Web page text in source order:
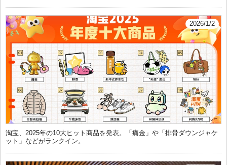
2026/1/2
淘宝、2025年の10大ヒット商品を発表。「痛金」や「排骨ダウンジャケ
ット」などがランクイン。